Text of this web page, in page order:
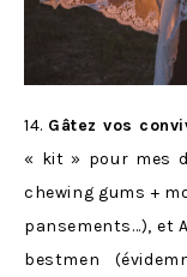
14. Gâtez vos
« kit » pour mes
chewing gums +
pansements…), et
bestmen